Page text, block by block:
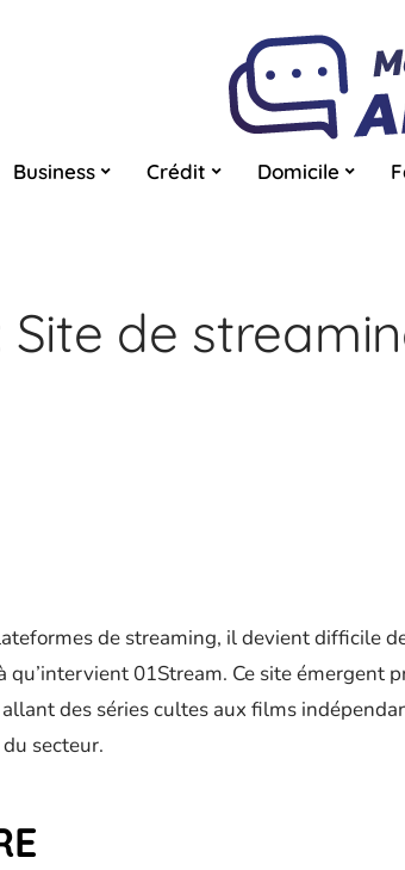
Business Crédit Domicile
Site de
de streaming, il devient difficile
qu’intervient 01Stream. Ce site émergent
des séries cultes aux films
secteur.